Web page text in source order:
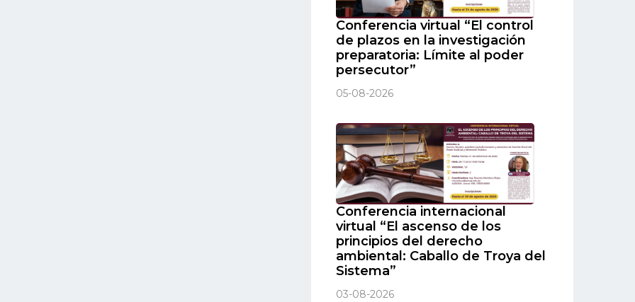
Conferencia virtual “El control
de plazos en la investigación
preparatoria: Límite al poder
persecutor”
05-08-2026
Conferencia internacional
virtual “El ascenso de los
principios del derecho
ambiental: Caballo de Troya del
Sistema”
03-08-2026